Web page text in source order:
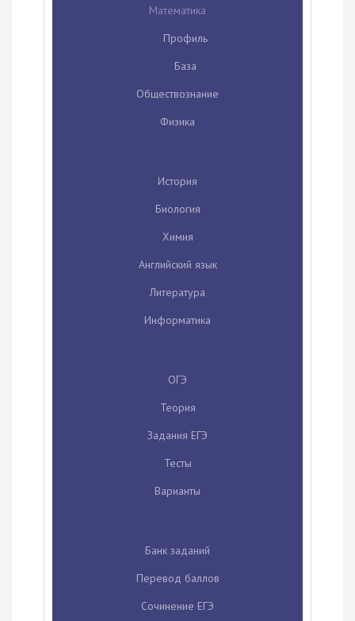
Математика
Профиль
База
Обществознание
Физика
История
Биология
Химия
Английский язык
Литература
Информатика
ОГЭ
Теория
Задания ЕГЭ
Тесты
Варианты
Банк заданий
Перевод баллов
Сочинение ЕГЭ